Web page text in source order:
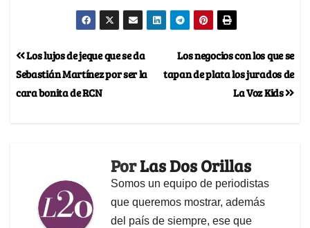
Los negocios con los que se
tapan de plata los jurados de
La Voz Kids
Los lujos de jeque que se da
Sebastián Martínez por ser la
cara bonita de RCN
PorLas Dos Orillas
Somos un equipo de periodistas
que queremos mostrar, además
del país de siempre, ese que